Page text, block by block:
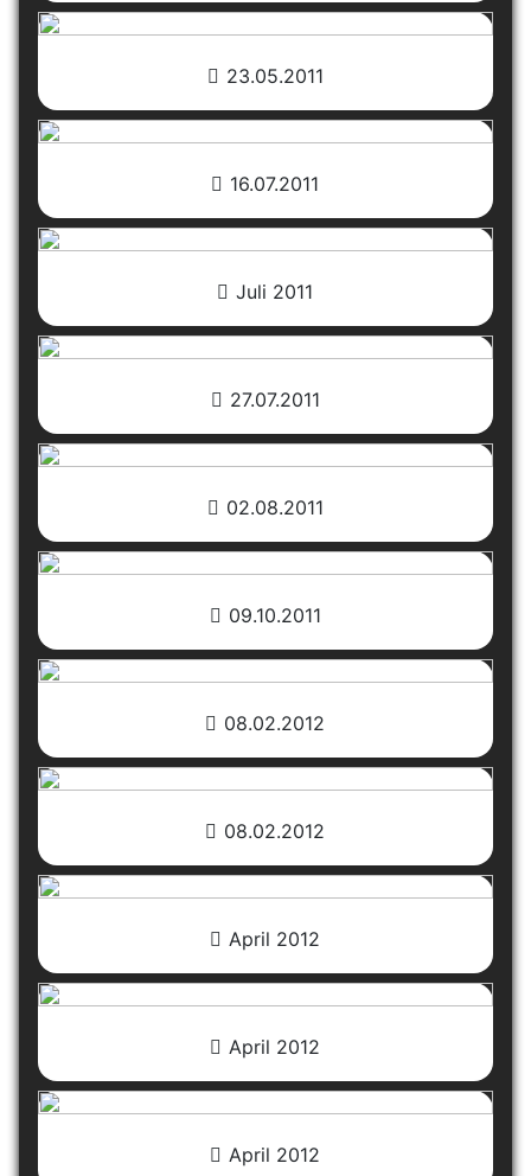
23.05.2011
16.07.2011
Juli 2011
27.07.2011
02.08.2011
09.10.2011
08.02.2012
08.02.2012
April 2012
April 2012
April 2012